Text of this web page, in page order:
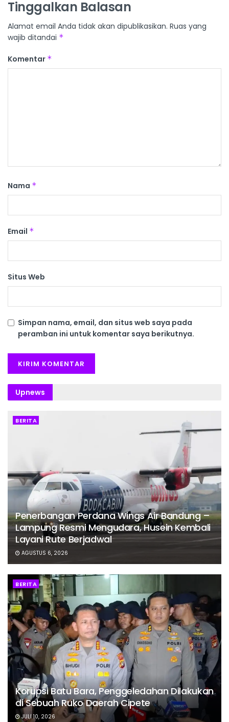
Tinggalkan Balasan
Alamat email Anda tidak akan dipublikasikan. Ruas yang
wajib ditandai *
Komentar *
Nama *
Email *
Situs Web
Simpan nama, email, dan situs web saya pada
peramban ini untuk komentar saya berikutnya.
Upnews
BERITA
Penerbangan Perdana Wings Air Bandung –
Lampung Resmi Mengudara, Husein Kembali
Layani Rute Berjadwal
AGUSTUS 6, 2026
BERITA
Korupsi Batu Bara, Penggeledahan Dilakukan
di Sebuah Ruko Daerah Cipete
JULI 10, 2026